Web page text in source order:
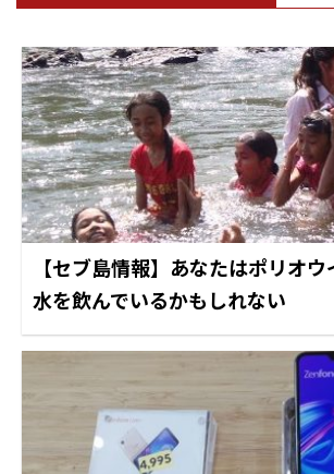
【セブ島情報】あなたはポリオ
水を飲んでいるかもしれない